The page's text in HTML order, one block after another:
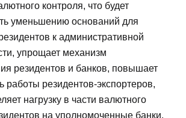
контроля, что будет
уменьшению оснований для
к административной
упрощает механизм
резидентов и банков, повышает
работы резидентов-экспортеров,
нагрузку в части валютного
на уполномоченные банки,